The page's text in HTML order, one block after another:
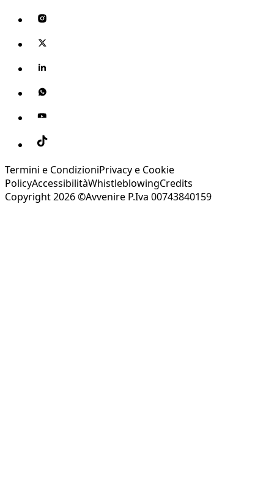
Termini e CondizioniPrivacy e Cookie
PolicyAccessibilitàWhistleblowingCredits
Copyright 2026 ©Avvenire P.Iva 00743840159